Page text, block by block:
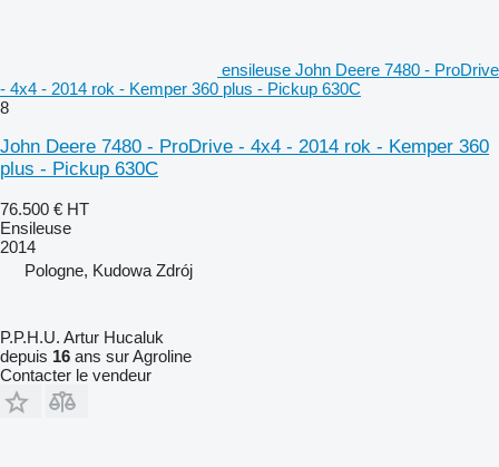
ensileuse John Deere 7480 - ProDrive
- 4x4 - 2014 rok - Kemper 360 plus - Pickup 630C
8
John Deere 7480 - ProDrive - 4x4 - 2014 rok - Kemper 360
plus - Pickup 630C
76.500 € HT
Ensileuse
2014
Pologne, Kudowa Zdrój
P.P.H.U. Artur Hucaluk
depuis 16 ans sur Agroline
Contacter le vendeur